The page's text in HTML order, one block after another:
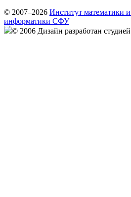
© 2007–2026 Институт математики
информатики СФУ
© 2006 Дизайн разработан